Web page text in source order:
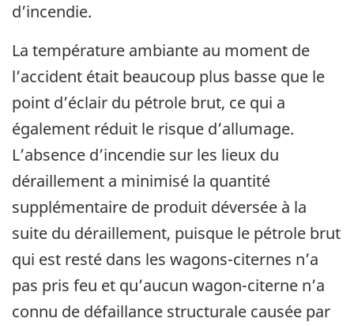
d’incendie.
La température ambiante au moment de
l’accident était beaucoup plus basse que le
point d’éclair du pétrole brut, ce qui a
également réduit le risque d’allumage.
L’absence d’incendie sur les lieux du
déraillement a minimisé la quantité
supplémentaire de produit déversée à la
suite du déraillement, puisque le pétrole brut
qui est resté dans les wagons-citernes n’a
pas pris feu et qu’aucun wagon-citerne n’a
connu de défaillance structurale causée par